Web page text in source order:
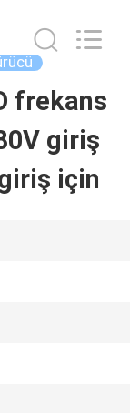
frekans
giriş
için